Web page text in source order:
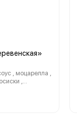
, моцарелла ,
,